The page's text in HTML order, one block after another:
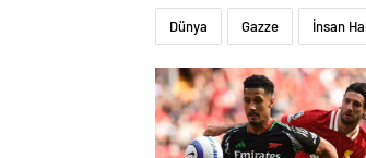
Dünya Gazze İnsan